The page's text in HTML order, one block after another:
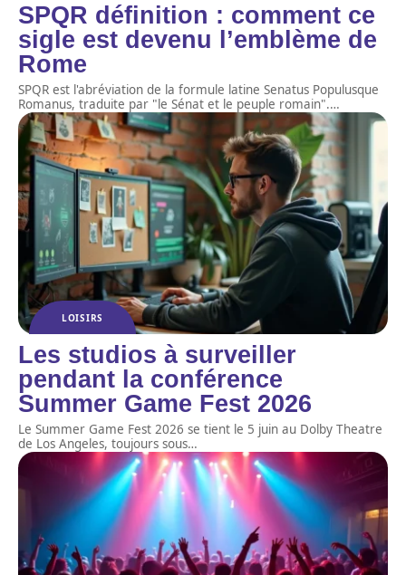
SPQR définition : comment ce
sigle est devenu l’emblème de
Rome
SPQR est l'abréviation de la formule latine Senatus Populusque
Romanus, traduite par "le Sénat et le peuple romain".…
LOISIRS
Les studios à surveiller
pendant la conférence
Summer Game Fest 2026
Le Summer Game Fest 2026 se tient le 5 juin au Dolby Theatre
de Los Angeles, toujours sous…